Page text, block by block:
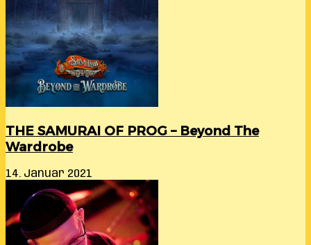
THE SAMURAI OF PROG – Beyond The
Wardrobe
14. Januar 2021